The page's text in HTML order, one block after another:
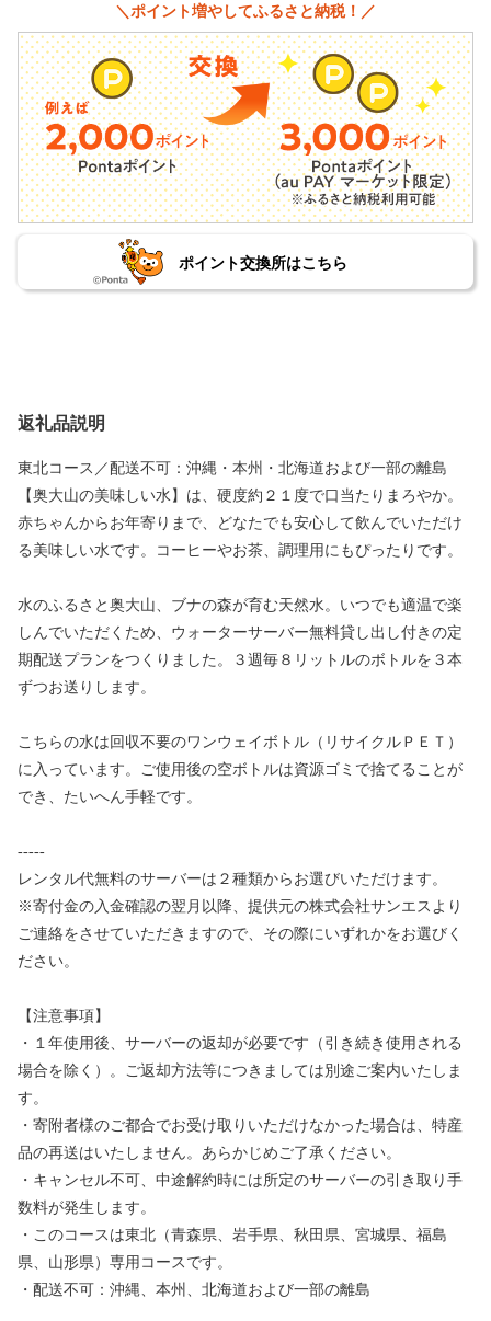
＼ポイント増やしてふるさと納税！／
ポイント交換所はこちら
返礼品説明
東北コース／配送不可：沖縄・本州・北海道および一部の離島
【奥大山の美味しい水】は、硬度約２１度で口当たりまろやか。
赤ちゃんからお年寄りまで、どなたでも安心して飲んでいただけ
る美味しい水です。コーヒーやお茶、調理用にもぴったりです。
水のふるさと奥大山、ブナの森が育む天然水。いつでも適温で楽
しんでいただくため、ウォーターサーバー無料貸し出し付きの定
期配送プランをつくりました。３週毎８リットルのボトルを３本
ずつお送りします。
こちらの水は回収不要のワンウェイボトル（リサイクルＰＥＴ）
に入っています。ご使用後の空ボトルは資源ゴミで捨てることが
でき、たいへん手軽です。
-----
レンタル代無料のサーバーは２種類からお選びいただけます。
※寄付金の入金確認の翌月以降、提供元の株式会社サンエスより
ご連絡をさせていただきますので、その際にいずれかをお選びく
ださい。
【注意事項】
・１年使用後、サーバーの返却が必要です（引き続き使用される
場合を除く）。ご返却方法等につきましては別途ご案内いたしま
す。
・寄附者様のご都合でお受け取りいただけなかった場合は、特産
品の再送はいたしません。あらかじめご了承ください。
・キャンセル不可、中途解約時には所定のサーバーの引き取り手
数料が発生します。
・このコースは東北（青森県、岩手県、秋田県、宮城県、福島
県、山形県）専用コースです。
・配送不可：沖縄、本州、北海道および一部の離島